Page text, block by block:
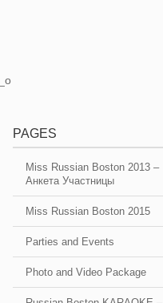
PAGES
Miss Russian Boston 2013 –
Анкета Участницы
Miss Russian Boston 2015
Parties and Events
Photo and Video Package